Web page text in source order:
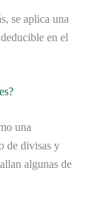
se aplica una
en el
una
de divisas y
algunas de